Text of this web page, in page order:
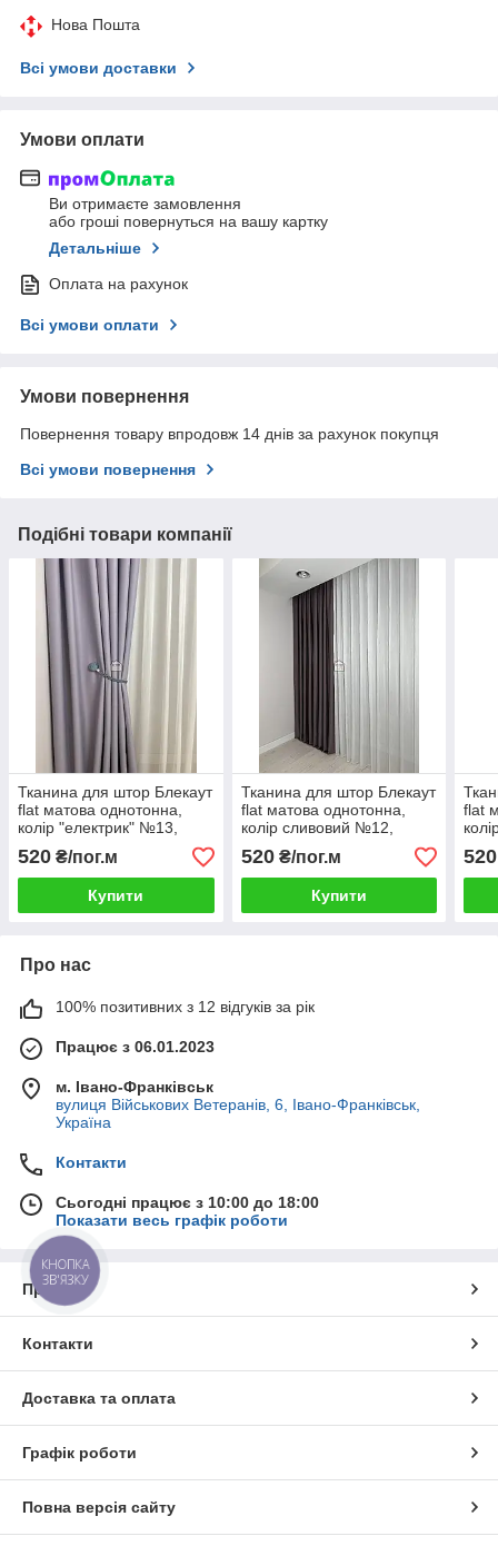
Нова Пошта
Всі умови доставки
Умови оплати
Ви отримаєте замовлення
або гроші повернуться на вашу картку
Детальніше
Оплата на рахунок
Всі умови оплати
Умови повернення
Повернення товару впродовж 14 днів за рахунок покупця
Всі умови повернення
Подібні товари компанії
Тканина для штор Блекаут
flat матова однотонна,
колір "електрик" №13,
шторна тканина на відріз
520 ₴/пог.м
Купити
Тканина для штор Блекаут
flat матова однотонна,
колір сливовий №12,
шторна тканина на відріз
520₴/пог.м
Купити
flat
520
Про нас
100% позитивних з 12 відгуків за рік
Працює з 06.01.2023
м. Івано-Франківськ
вулиця Військових Ветеранів, 6, Івано-Франківськ,
Україна
Контакти
Сьогодні працює з 10:00 до 18:00
Показати весь графік роботи
Про нас
Контакти
Доставка та оплата
Графік роботи
Повна версія сайту
КНОПКА
ЗВ'ЯЗКУ